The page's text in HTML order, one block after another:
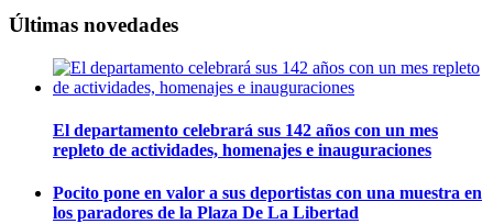
Últimas novedades
El departamento celebrará sus 142 años con un mes
repleto de actividades, homenajes e inauguraciones
Pocito pone en valor a sus deportistas con una muestra en
los paradores de la Plaza De La Libertad